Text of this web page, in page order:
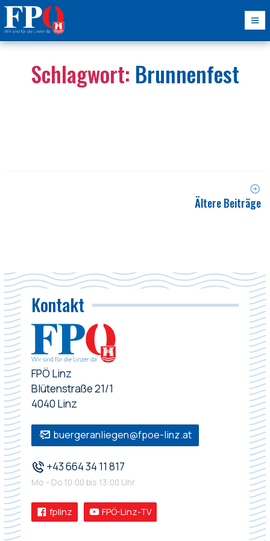
Schlagwort: Brunnenfest
Ältere Beiträge
Kontakt
FPÖ Linz
Blütenstraße 21/1
4040 Linz
buergeranliegen@fpoe-linz.at
+43 664 34 11 817
Mo – Do 10:00 bis 13:00 Uhr
fplinz FPÖ-Linz-TV